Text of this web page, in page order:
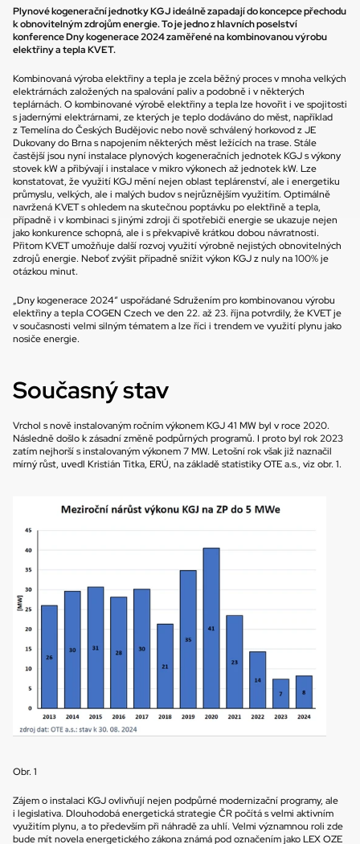
Plynové kogenerační jednotky KGJ ideálně zapadají do koncepce přechodu
k obnovitelným zdrojům energie. To je jedno z hlavních poselství
konference Dny kogenerace 2024 zaměřené na kombinovanou výrobu
elektřiny a tepla KVET.
Kombinovaná výroba elektřiny a tepla je zcela běžný proces v mnoha velkých
elektrárnách založených na spalování paliv a podobně i v některých
teplárnách. O kombinované výrobě elektřiny a tepla lze hovořit i ve spojitosti
s jadernými elektrárnami, ze kterých je teplo dodáváno do měst, například
z Temelína do Českých Budějovic nebo nově schválený horkovod z JE
Dukovany do Brna s napojením některých měst ležících na trase. Stále
častější jsou nyní instalace plynových kogeneračních jednotek KGJ s výkony
stovek kW a přibývají i instalace v mikro výkonech až jednotek kW. Lze
konstatovat, že využití KGJ mění nejen oblast teplárenství, ale i energetiku
průmyslu, velkých, ale i malých budov s nejrůznějším využitím. Optimálně
navržená KVET s ohledem na skutečnou poptávku po elektřině a tepla,
případně i v kombinaci s jinými zdroji či spotřebiči energie se ukazuje nejen
jako konkurence schopná, ale i s překvapivě krátkou dobou návratnosti.
Přitom KVET umožňuje další rozvoj využití výrobně nejistých obnovitelných
zdrojů energie. Neboť zvýšit případně snížit výkon KGJ z nuly na 100% je
otázkou minut.
„Dny kogenerace 2024“ uspořádané Sdružením pro kombinovanou výrobu
elektřiny a tepla COGEN Czech ve den 22. až 23. října potvrdily, že KVET je
v současnosti velmi silným tématem a lze říci i trendem ve využití plynu jako
nosiče energie.
Současný stav
Vrchol s nově instalovaným ročním výkonem KGJ 41 MW byl v roce 2020.
Následně došlo k zásadní změně podpůrných programů. I proto byl rok 2023
zatím nejhorší s instalovaným výkonem 7 MW. Letošní rok však již naznačil
mírný růst, uvedl Kristián Titka, ERÚ, na základě statistiky OTE a.s., viz obr. 1.
Obr. 1
Zájem o instalaci KGJ ovlivňují nejen podpůrné modernizační programy, ale
i legislativa. Dlouhodobá energetická strategie ČR počítá s velmi aktivním
využitím plynu, a to především při náhradě za uhlí. Velmi významnou roli zde
bude mít novela energetického zákona známá pod označením jako LEX OZE